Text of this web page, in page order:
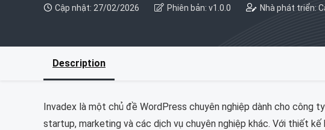
Cập nhật: 27/02/2026 Phiên bản: v1.0.0 Nhà phát triển:
Description
Invadex là một chủ đề WordPress chuyên nghiệp dành cho công
startup, marketing và các dịch vụ chuyên nghiệp khác. Với thiết